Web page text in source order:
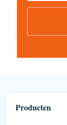
Producten